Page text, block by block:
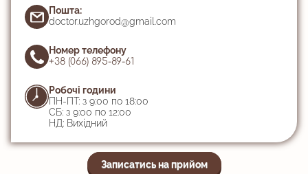
Пошта:
doctor.uzhgorod@gmail.com
Номер телефону
+38 (066) 895-89-61
Робочі години
ПН-ПТ: з 9:00 по 18:00
СБ: з 9:00 по 12:00
НД: Вихідний
Записатись на прийом